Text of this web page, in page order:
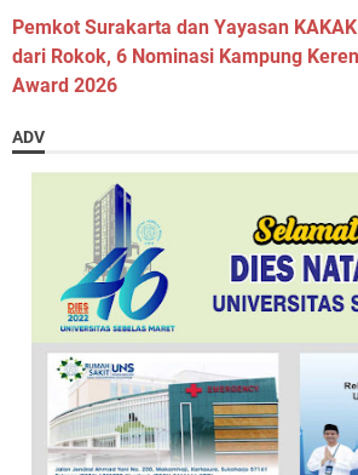
Pemkot Surakarta dan Yayasan
dari Rokok, 6 Nominasi Kampung
Award 2026
ADV